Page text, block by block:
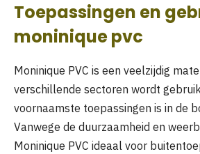
Toepassingen en
moninique pvc
Moninique PVC is een veelzijdig
verschillende sectoren wordt
voornaamste toepassingen is in de
Vanwege de duurzaamheid en
Moninique PVC ideaal voor